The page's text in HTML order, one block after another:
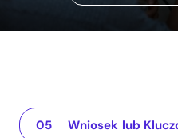
Dyskusja na Temat Granic
The app for your
Zrozumienie
Praktyczne
Wniosek lub